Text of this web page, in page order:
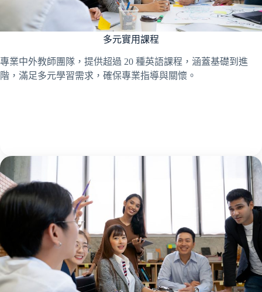
多元實用課程
專業中外教師團隊，提供超過 20 種英語課程，涵蓋基礎到進
階，滿足多元學習需求，確保專業指導與關懷。